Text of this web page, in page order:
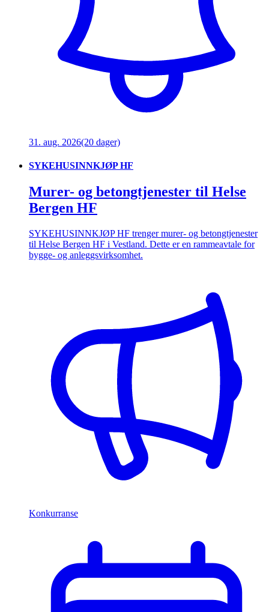
31. aug. 2026(20 dager)
SYKEHUSINNKJØP HF
Murer- og betongtjenester til Helse
Bergen HF
SYKEHUSINNKJØP HF trenger murer- og betongtjenester
til Helse Bergen HF i Vestland. Dette er en rammeavtale for
bygge- og anleggsvirksomhet.
Konkurranse